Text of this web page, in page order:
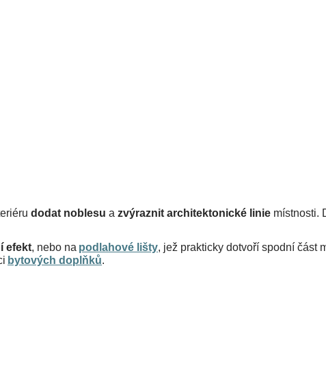
dodat noblesu a zvýraznit architektonické linie místnosti.
efekt, nebo na podlahové lišty, jež prakticky dotvoří spodní část
bytových doplňků.